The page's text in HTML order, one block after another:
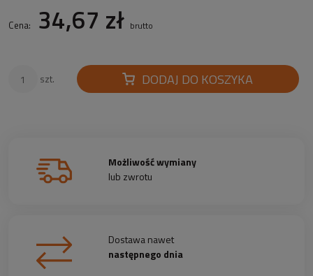
Cena: 34,67 zł brutto
szt. DODAJ DO KOSZYKA
Możliwość wymiany
lub zwrotu
Dostawa nawet
następnego dnia